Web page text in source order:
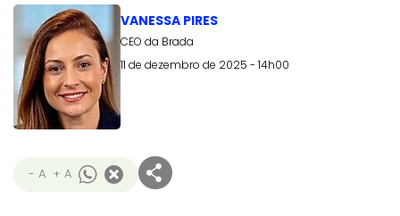
VANESSA PIRES
CEO da Brada
11 de dezembro de 2025 - 14h00
- A + A